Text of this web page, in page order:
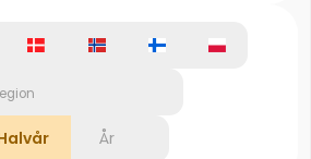
År